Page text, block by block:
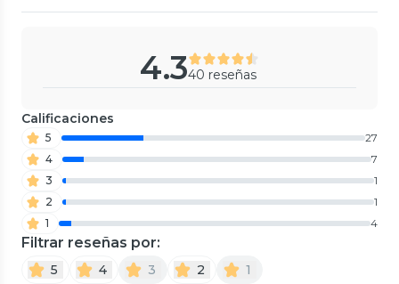
4.340 reseñas
Calificaciones
5
27
4
7
3
1
2
1
1
4
Filtrar reseñas por:
5 4 3 2 1